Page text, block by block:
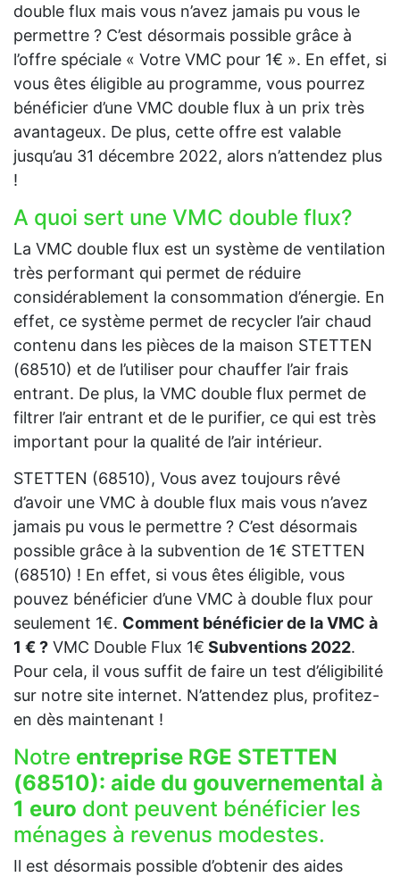
double flux mais vous n’avez jamais pu vous le
permettre ? C’est désormais possible grâce à
l’offre spéciale « Votre VMC pour 1€ ». En effet, si
vous êtes éligible au programme, vous pourrez
bénéficier d’une VMC double flux à un prix très
avantageux. De plus, cette offre est valable
jusqu’au 31 décembre 2022, alors n’attendez plus
!
A quoi sert une VMC double flux?
La VMC double flux est un système de ventilation
très performant qui permet de réduire
considérablement la consommation d’énergie. En
effet, ce système permet de recycler l’air chaud
contenu dans les pièces de la maison STETTEN
(68510) et de l’utiliser pour chauffer l’air frais
entrant. De plus, la VMC double flux permet de
filtrer l’air entrant et de le purifier, ce qui est très
important pour la qualité de l’air intérieur.
STETTEN (68510), Vous avez toujours rêvé
d’avoir une VMC à double flux mais vous n’avez
jamais pu vous le permettre ? C’est désormais
possible grâce à la subvention de 1€ STETTEN
(68510) ! En effet, si vous êtes éligible, vous
pouvez bénéficier d’une VMC à double flux pour
seulement 1€. Comment bénéficier de la VMC à
1 € ? VMC Double Flux 1€ Subventions 2022.
Pour cela, il vous suffit de faire un test d’éligibilité
sur notre site internet. N’attendez plus, profitez-
en dès maintenant !
Notre entreprise RGE STETTEN
(68510): aide du gouvernemental à
1 euro dont peuvent bénéficier les
ménages à revenus modestes.
Il est désormais possible d’obtenir des aides